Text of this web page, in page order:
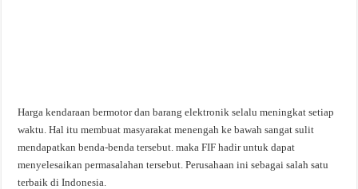
Harga kendaraan bermotor dan barang elektronik selalu meningkat setiap
waktu. Hal itu membuat masyarakat menengah ke bawah sangat sulit
mendapatkan benda-benda tersebut. maka FIF hadir untuk dapat
menyelesaikan permasalahan tersebut. Perusahaan ini sebagai salah satu
terbaik di Indonesia.